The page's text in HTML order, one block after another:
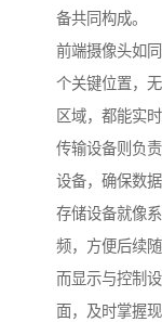
备共同构成。
前端摄像头如
个关键位置，
区域，都能实
传输设备则负
设备，确保数
存储设备就像
频，方便后续随
而显示与控制
面，及时掌握